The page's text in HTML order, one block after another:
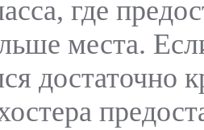
где
места.
достаточно